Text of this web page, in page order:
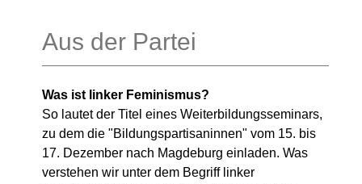
Aus der Partei
Was ist linker Feminismus?
So lautet der Titel eines Weiterbildungsseminars,
zu dem die "Bildungspartisaninnen" vom 15. bis
17. Dezember nach Magdeburg einladen. Was
verstehen wir unter dem Begriff linker